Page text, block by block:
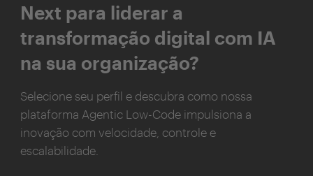
Next para liderar a
transformação digital com IA
na sua organização?
Selecione seu perfil e descubra como nossa
plataforma Agentic Low-Code impulsiona a
inovação com velocidade, controle e
escalabilidade.